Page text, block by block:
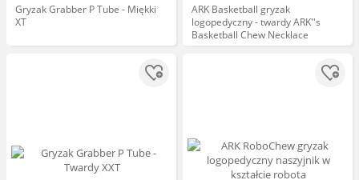
Gryzak Grabber P Tube - Miękki
XT
ARK Basketball gryzak
logopedyczny - twardy ARK''s
Basketball Chew Necklace